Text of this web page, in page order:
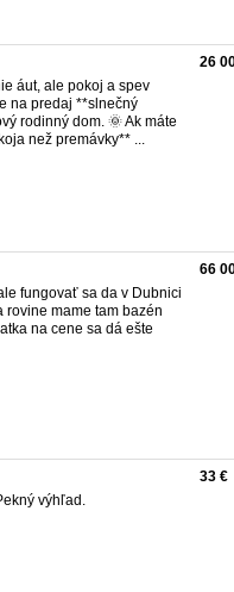
áut, ale pokoj a spev
na predaj **slnečný
rodinný dom. 🌞 Ak máte
než premávky** ...
26
fungovať sa da v Dubnici
rovine mame tam bazén
na cene sa dá ešte
66
výhľad.
33 €